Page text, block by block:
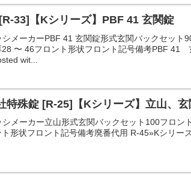
33]【Kシリーズ】PBF 41 玄関錠
メーカーPBF 41 玄関錠形式玄関バックセット
28 〜 46フロント形状フロント記号備考PBF
wit...
特殊錠 [R-25]【Kシリーズ】立山、
メーカー立山形式玄関バックセット100フロン
ト形状フロント記号備考廃番代用 R-45»Kシリー